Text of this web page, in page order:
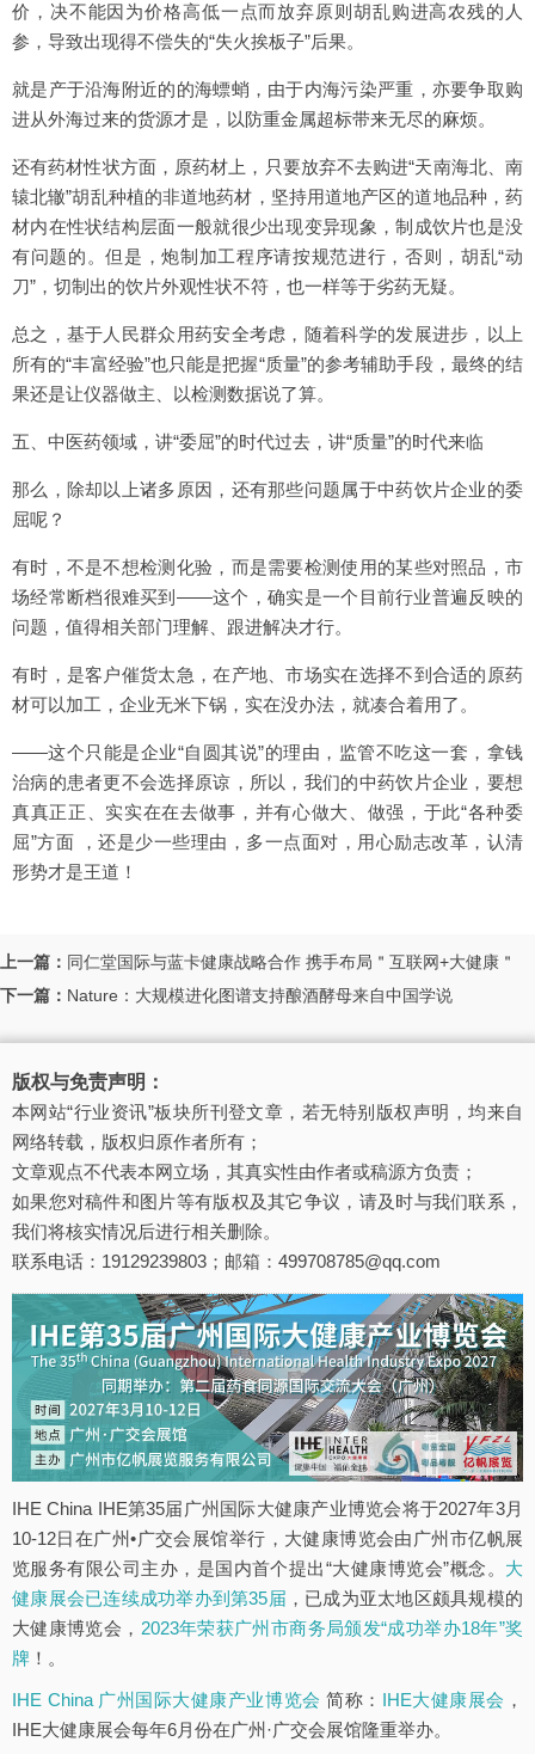
价，决不能因为价格高低一点而放弃原则胡乱购进高农残的人
参，导致出现得不偿失的“失火挨板子”后果。
就是产于沿海附近的的海螵蛸，由于内海污染严重，亦要争取购
进从外海过来的货源才是，以防重金属超标带来无尽的麻烦。
还有药材性状方面，原药材上，只要放弃不去购进“天南海北、南
辕北辙”胡乱种植的非道地药材，坚持用道地产区的道地品种，药
材内在性状结构层面一般就很少出现变异现象，制成饮片也是没
有问题的。但是，炮制加工程序请按规范进行，否则，胡乱“动
刀”，切制出的饮片外观性状不符，也一样等于劣药无疑。
总之，基于人民群众用药安全考虑，随着科学的发展进步，以上
所有的“丰富经验”也只能是把握“质量”的参考辅助手段，最终的结
果还是让仪器做主、以检测数据说了算。
五、中医药领域，讲“委屈”的时代过去，讲“质量”的时代来临
那么，除却以上诸多原因，还有那些问题属于中药饮片企业的委
屈呢？
有时，不是不想检测化验，而是需要检测使用的某些对照品，市
场经常断档很难买到——这个，确实是一个目前行业普遍反映的
问题，值得相关部门理解、跟进解决才行。
有时，是客户催货太急，在产地、市场实在选择不到合适的原药
材可以加工，企业无米下锅，实在没办法，就凑合着用了。
——这个只能是企业“自圆其说”的理由，监管不吃这一套，拿钱
治病的患者更不会选择原谅，所以，我们的中药饮片企业，要想
真真正正、实实在在去做事，并有心做大、做强，于此“各种委
屈”方面 ，还是少一些理由，多一点面对，用心励志改革，认清
形势才是王道！
上一篇： 同仁堂国际与蓝卡健康战略合作 携手布局＂互联网+大健康＂
下一篇： Nature：大规模进化图谱支持酿酒酵母来自中国学说
版权与免责声明：
本网站“行业资讯”板块所刊登文章，若无特别版权声明，均来自
网络转载，版权归原作者所有；
文章观点不代表本网立场，其真实性由作者或稿源方负责；
如果您对稿件和图片等有版权及其它争议，请及时与我们联系，
我们将核实情况后进行相关删除。
联系电话：19129239803；邮箱：499708785@qq.com
IHE China IHE第35届广州国际大健康产业博览会将于2027年3月
10-12日在广州•广交会展馆举行，大健康博览会由广州市亿帆展
览服务有限公司主办，是国内首个提出“大健康博览会”概念。 大
健康展会已连续成功举办到第35届 ，已成为亚太地区颇具规模的
大健康博览会， 2023年荣获广州市商务局颁发“成功举办18年”奖
牌 ！。
IHE China 广州国际大健康产业博览会 简称： IHE大健康展会 ，
IHE大健康展会每年6月份在广州·广交会展馆隆重举办。